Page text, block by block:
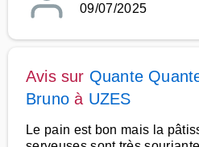
09/07/2025
Avis sur Quante
Bruno à UZES
Le pain est bon mais la